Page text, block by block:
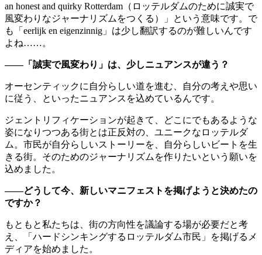
an honest and quirky Rotterdam（ロッテルダムのために誠実で
風変わりなジャーナリズムをつくる）」という意味です。で
も「eerlijk en eigenzinnig」は少し翻訳するのが難しいんです
よね……。
——「誠実で風変わり」は、少しニュアンスが違う？
オーセンティックに自分らしい道を進む、自分の考えや思い
に従う、といったニュアンスを込めているんです。
ジェントリフィケーションが起きて、どこにでもあるような
姿になりつつある街とは正反対の、ユニークなロッテルダ
ム。市民が自分らしいストーリーを、自分らしいビートを生
きる街。そのためのジャーナリズムを作りたいという願いを
込めました。
——どうして今、新しいマニフェストを掲げようと決めたの
ですか？
もともと私たちは、街の方向性を議論する場が必要だと考
え、「ハードシンキングするロッテルダム市民」を掲げるメ
ディアを始めました。